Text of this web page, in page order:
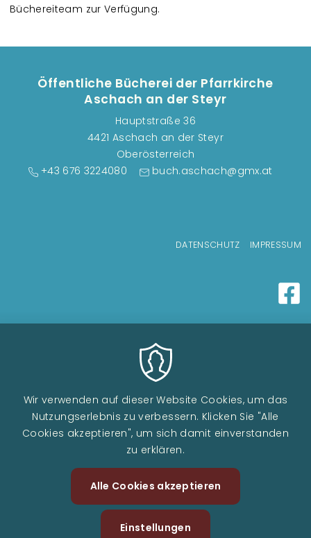
Büchereiteam zur Verfügung.
Öffentliche Bücherei der Pfarrkirche
Aschach an der Steyr
Hauptstraße 36
4421 Aschach an der Steyr
Oberösterreich
+43 676 3224080
buch.aschach@gmx.at
DATENSCHUTZ IMPRESSUM
Wir verwenden auf dieser Website Cookies, um das
Nutzungserlebnis zu verbessern. Klicken Sie "Alle
Cookies akzeptieren", um sich damit einverstanden
zu erklären.
Alle Cookies akzeptieren
Einstellungen